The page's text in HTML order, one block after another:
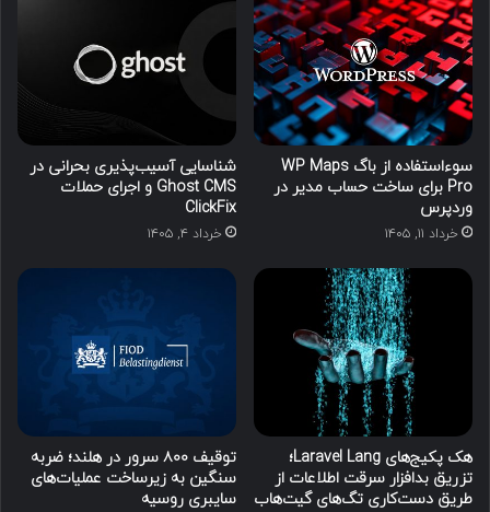
سوءاستفاده از باگ WP Maps
Pro برای ساخت حساب مدیر در
وردپرس
خرداد ۱۱, ۱۴۰۵
شناسایی آسیب‌پذیری بحرانی در
Ghost CMS و اجرای حملات
ClickFix
خرداد ۴, ۱۴۰۵
هک پکیج‌های Laravel Lang؛
تزریق بدافزار سرقت اطلاعات از
طریق دست‌کاری تگ‌های گیت‌هاب
توقیف ۸۰۰ سرور در هلند؛ ضربه
سنگین به زیرساخت عملیات‌های
سایبری روسیه